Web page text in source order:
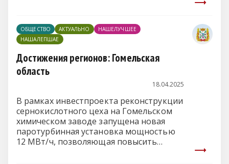
ОБЩЕСТВО АКТУАЛЬНО
НАШЕЛУЧШЕЕ
НАШАЛЕПШАЕ
Достижения регионов: Гомельская
область
18.04.2025
В рамках инвестпроекта реконструкции
сернокислотного цеха на Гомельском
химическом заводе запущена новая
паротурбинная установка мощностью
12 МВт/ч, позволяющая повысить